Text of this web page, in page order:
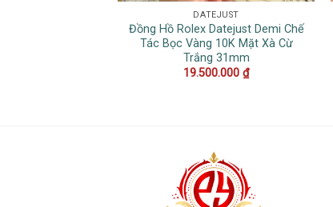
DATEJUST
Đồng Hồ Rolex Datejust Demi Chế
Tác Bọc Vàng 10K Mặt Xà Cừ
Trắng 31mm
19.500.000₫